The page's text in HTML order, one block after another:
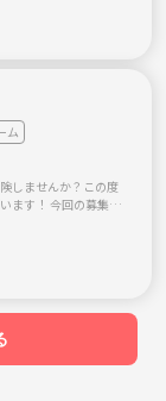
ム
しませんか？この度
の募集の
誰かと共有しなが
思った事はありませ
してみたい ・ギルド
戦してみたい ・パー